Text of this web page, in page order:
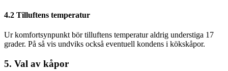
4.2 Tilluftens temperatur
Ur komfortsynpunkt bör tilluftens temperatur aldrig understiga 17
grader. På så vis undviks också eventuell kondens i kökskåpor.
5. Val av kåpor